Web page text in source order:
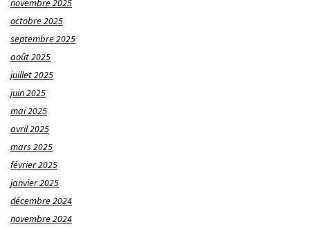
octobre 2025
septembre 2025
août 2025
juillet 2025
juin 2025
mai 2025
avril 2025
mars 2025
février 2025
janvier 2025
décembre 2024
novembre 2024